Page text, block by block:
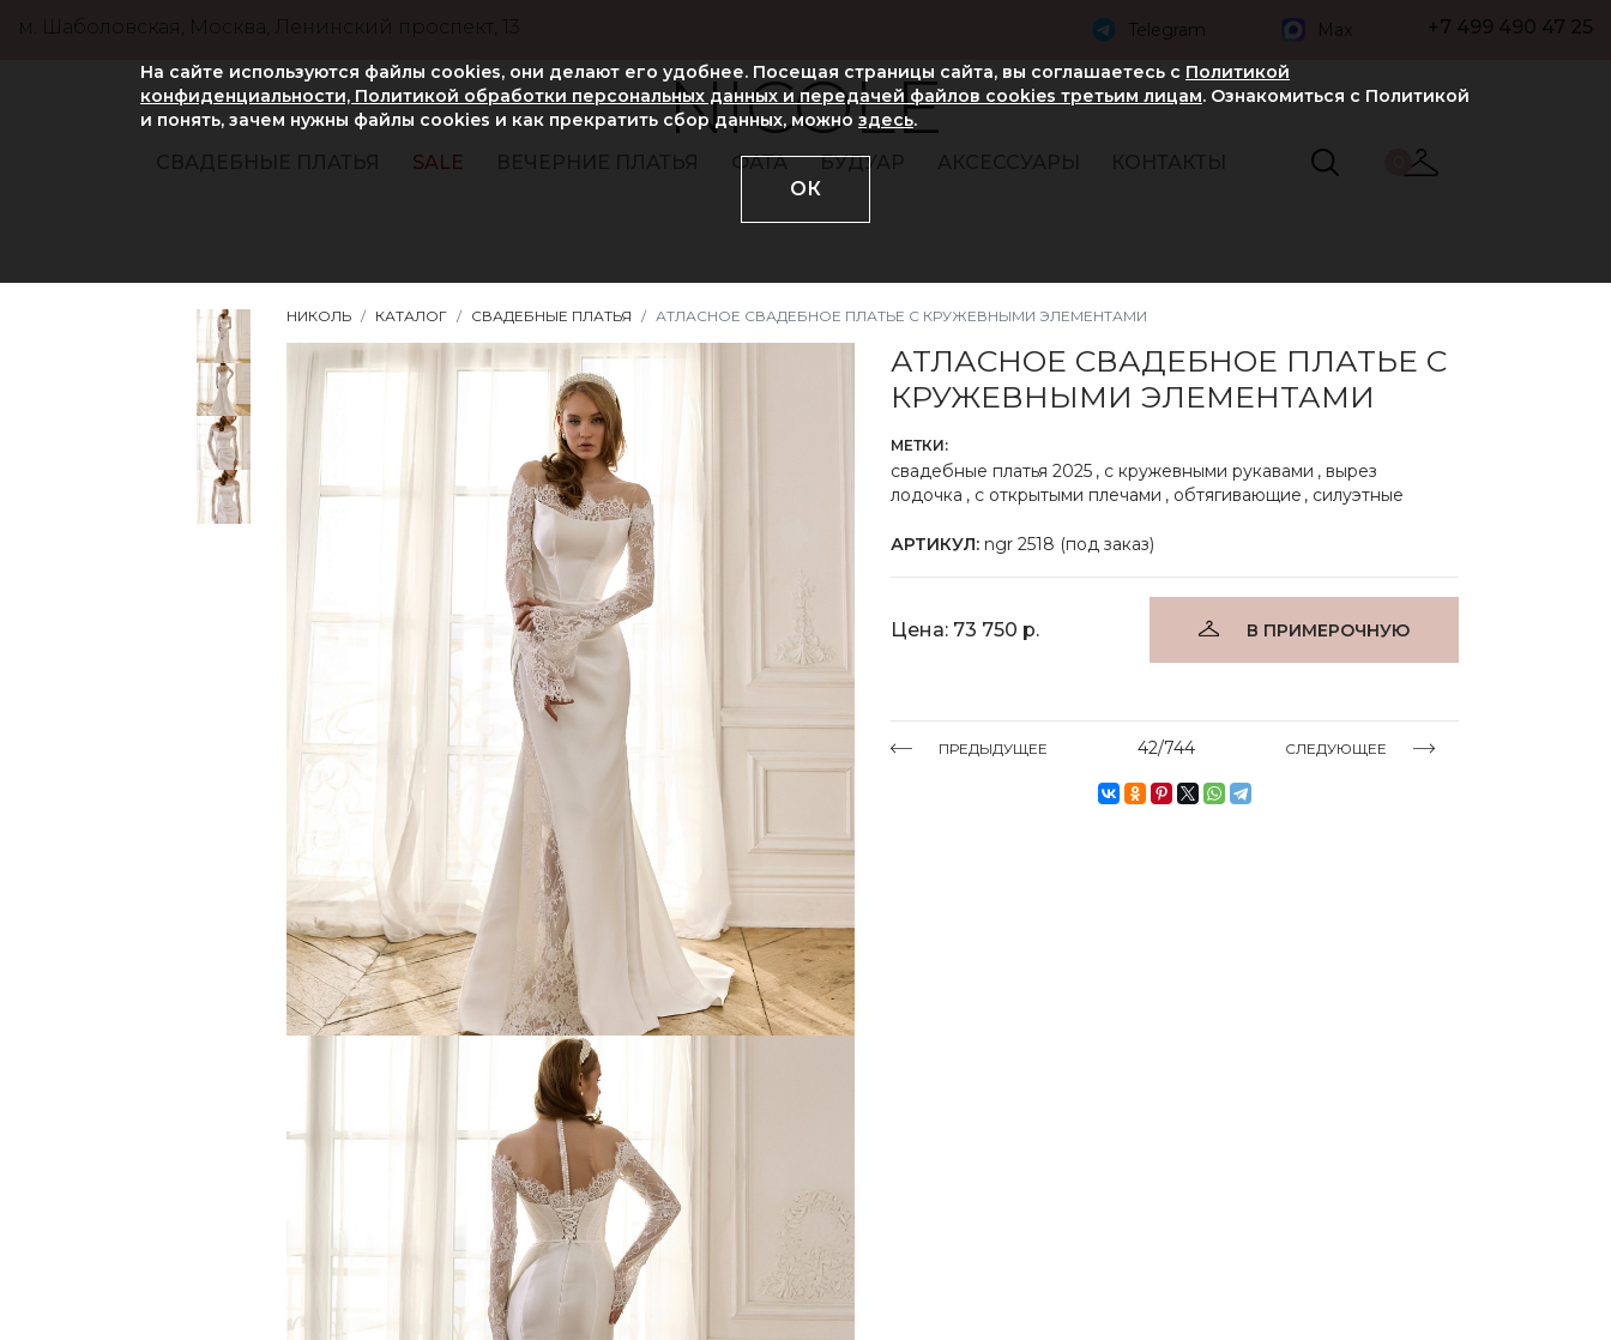
м. Шаболовская, Москва, Ленинский проспект, 13 Telegram Max +7 499 490 47 25
NICOLE
СВАДЕБНЫЕ ПЛАТЬЯ SALE ВЕЧЕРНИЕ ПЛАТЬЯ ФАТА БУДУАР АКСЕССУАРЫ КОНТАКТЫ
НИКОЛЬ КАТАЛОГ СВАДЕБНЫЕ ПЛАТЬЯ АТЛАСНОЕ СВАДЕБНОЕ ПЛАТЬЕ С КРУЖЕВНЫМИ ЭЛЕМЕНТАМИ
АТЛАСНОЕ СВАДЕБНОЕ ПЛАТЬЕ С
КРУЖЕВНЫМИ ЭЛЕМЕНТАМИ
МЕТКИ:
свадебные платья 2025 , с кружевными рукавами , вырез
лодочка , с открытыми плечами , обтягивающие , силуэтные
АРТИКУЛ: ngr 2518 (под заказ)
Цена: 73 750 р. В ПРИМЕРОЧНУЮ
ПРЕДЫДУЩЕЕ 42/744 СЛЕДУЮЩЕЕ
На сайте используются файлы cookies, они делают его удобнее. Посещая страницы сайта, вы соглашаетесь с Политикой
конфиденциальности, Политикой обработки персональных данных и передачей файлов cookies третьим лицам. Ознакомиться с Политикой
и понять, зачем нужны файлы сookies и как прекратить сбор данных, можно здесь.
ОК